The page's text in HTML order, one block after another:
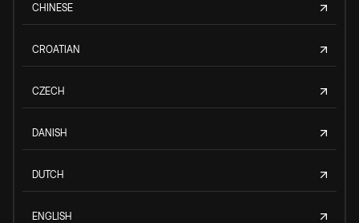
CHINESE
CROATIAN
CZECH
DANISH
DUTCH
ENGLISH